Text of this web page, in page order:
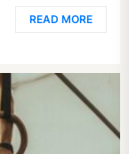
READ MORE